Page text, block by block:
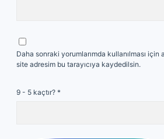
Daha sonraki yorumlarımda kullanılması için
site adresim bu tarayıcıya kaydedilsin.
9 - 5 kaçtır? *